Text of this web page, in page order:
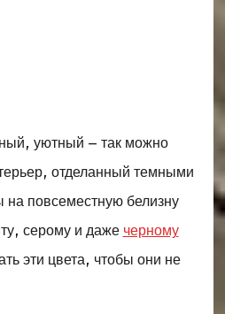
уютный – так можно
отделанный темными
повсеместную белизну
серому и даже черному
эти цвета, чтобы они не